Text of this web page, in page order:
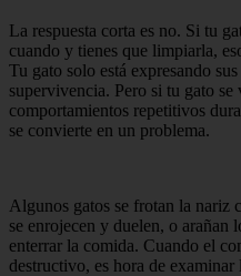
La respuesta corta es no. Si tu
cuando y tienes que limpiarla,
Tu gato solo está expresando
supervivencia. Pero si tu gato
comportamientos repetitivos
se convierte en un problema.
Algunos gatos se frotan la nariz
se enrojecen y duelen, o arañan
enterrar la comida. Cuando el
destructivo, es hora de examinar